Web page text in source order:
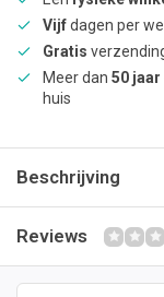
Vijfdagen per
Gratis
Meer dan 50 jaar
huis
Beschrijving
Reviews